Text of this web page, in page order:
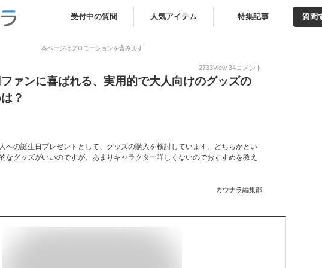
受付中の質問 人気アイテム 特集記事 質問
本ページはプロモーションを含みます
2733View 34コメント
ァンに喜ばれる、実用的で大人向けのグッズの
？
への誕生日プレゼントとして、グッズの購入を検討しています。どちらかとい
なグッズがいいのですが、あまりキャラクター詳しくないのでおすすめを教え
カウナラ編集部